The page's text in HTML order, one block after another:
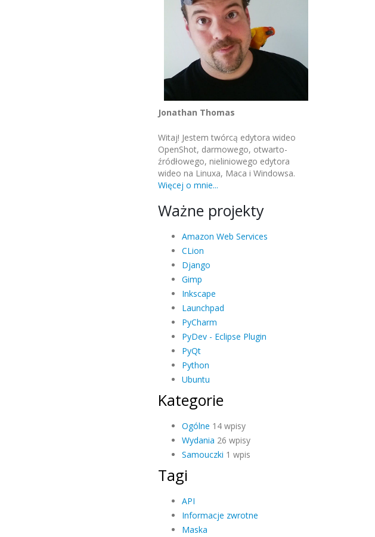
Jonathan Thomas
Witaj! Jestem twórcą edytora wideo
OpenShot, darmowego, otwarto-
źródłowego, nieliniowego edytora
wideo na Linuxa, Maca i Windowsa.
Więcej o mnie...
Ważne projekty
Amazon Web Services
CLion
Django
Gimp
Inkscape
Launchpad
PyCharm
PyDev - Eclipse Plugin
PyQt
Python
Ubuntu
Kategorie
Ogólne 14 wpisy
Wydania 26 wpisy
Samouczki 1 wpis
Tagi
API
Informacje zwrotne
Maska